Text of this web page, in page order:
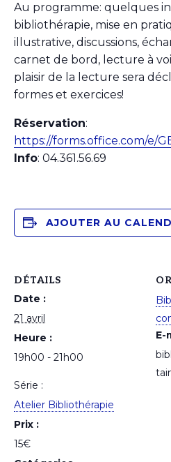
Au programme: quelques
bibliothérapie, mise en
illustrative, discussions,
carnet de bord, lecture à
plaisir de la lecture sera
formes et exercices!
Réservation:
https://forms.office.com/e/
Info: 04.361.56.69
AJOUTER AU
DÉTAILS
Date :
21 avril
Heure :
19h00 - 21h00
Série :
Atelier Bibliothérapie
Prix :
15€
E-